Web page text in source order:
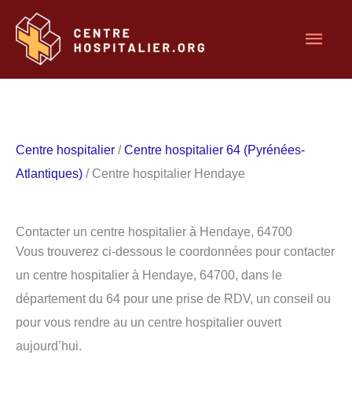
contenu
Centre hospitalier /Centre hospitalier 64 (Pyrénées-
Atlantiques) / Centre hospitalier Hendaye
Contacter un centre hospitalier à Hendaye, 64700
Vous trouverez ci-dessous le coordonnées pour contacter
un centre hospitalier à Hendaye, 64700, dans le
département du 64 pour une prise de RDV, un conseil ou
pour vous rendre au un centre hospitalier ouvert
aujourd’hui.